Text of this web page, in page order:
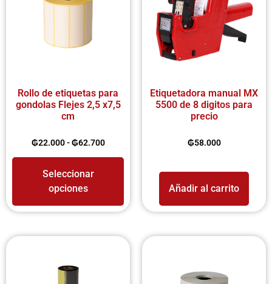
Rollo de etiquetas para
gondolas Flejes 2,5 x7,5
cm
₲22.000 - ₲62.700
Seleccionar
opciones
Etiquetadora manual MX
5500 de 8 digitos para
precio
₲58.000
Añadir al carrito